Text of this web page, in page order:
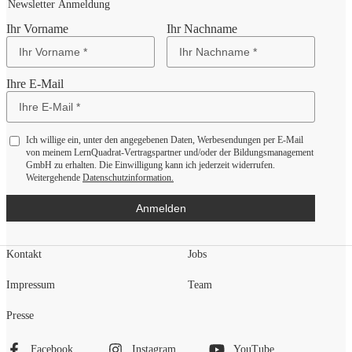
Newsletter Anmeldung
Ihr Vorname Ihr Nachname
Ihre E-Mail
Ich willige ein, unter den angegebenen Daten, Werbesendungen per E-Mail
von meinem LernQuadrat-Vertragspartner und/oder der Bildungsmanagement
GmbH zu erhalten. Die Einwilligung kann ich jederzeit widerrufen.
Weitergehende Datenschutzinformation.
Anmelden
Kontakt
Impressum
Presse
Jobs
Team
Facebook Instagram YouTube